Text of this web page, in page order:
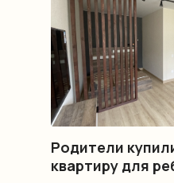
Родители
квартиру для